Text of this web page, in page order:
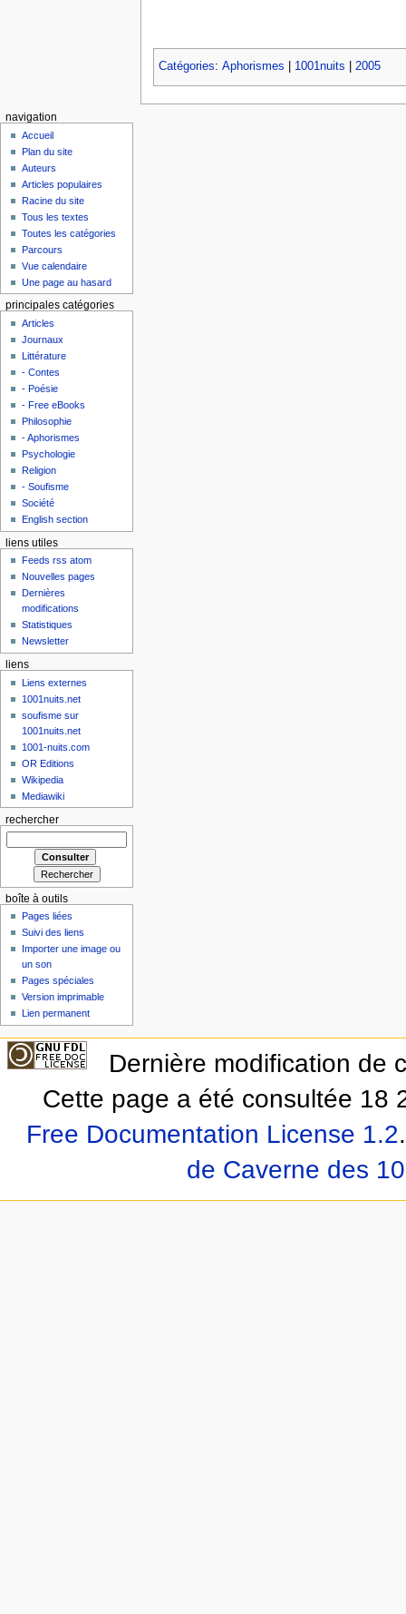
Catégories: Aphorismes 1001nuits 2005
navigation
Accueil
Plan du site
Auteurs
Articles populaires
Racine du site
Tous les textes
Toutes les catégories
Parcours
Vue calendaire
Une page au hasard
principales catégories
Articles
Journaux
Littérature
- Contes
- Poésie
- Free eBooks
Philosophie
- Aphorismes
Psychologie
Religion
- Soufisme
Société
English section
liens utiles
Feeds rss atom
Nouvelles pages
Dernières
modifications
Statistiques
Newsletter
liens
Liens externes
1001nuits.net
soufisme sur
1001nuits.net
1001-nuits.com
OR Editions
Wikipedia
Mediawiki
rechercher
boîte à outils
Pages liées
Suivi des liens
Importer une image ou
un son
Pages spéciales
Version imprimable
Lien permanent
Dernière modification de
Cette page a été consultée 18
Free Documentation License 1.2.
de Caverne des